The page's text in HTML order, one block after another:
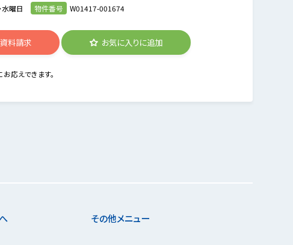
水曜日 物件番号 W01417-001674
料請求 お気に入りに追加
応えできます。
その他メニュー